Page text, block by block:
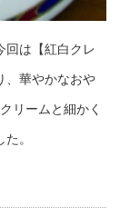
回は【紅白クレ
、華やかなおや
リームと細かく
。